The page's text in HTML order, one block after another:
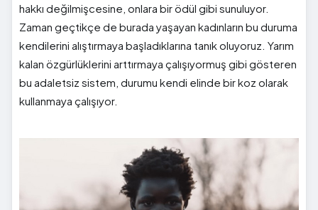
hakkı değilmişcesine, onlara bir ödül gibi sunuluyor.
Zaman geçtikçe de burada yaşayan kadınların bu duruma
kendilerini alıştırmaya başladıklarına tanık oluyoruz. Yarım
kalan özgürlüklerini arttırmaya çalışıyormuş gibi gösteren
bu adaletsiz sistem, durumu kendi elinde bir koz olarak
kullanmaya çalışıyor.